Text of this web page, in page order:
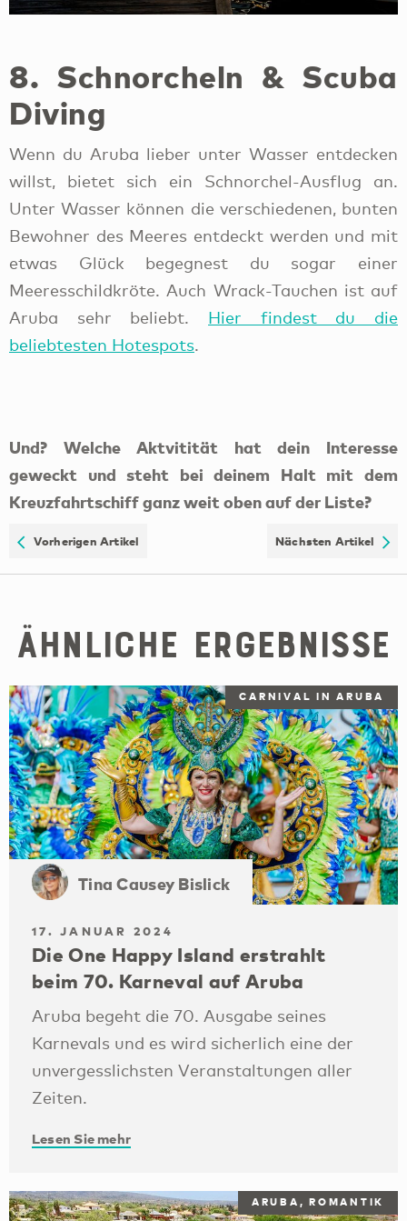
Unter Wasser können die verschiedenen, bunten
Bewohner des Meeres entdeckt werden und mit
etwas Glück begegnest du sogar einer
Meeresschildkröte. Auch Wrack-Tauchen ist auf
Aruba sehr beliebt.Hier findest du die
beliebtesten Hotespots.
Und? Welche Aktvitität hat dein Interesse
geweckt und steht bei deinem Halt mit dem
Ähnliche Ergebnisse
Tina Causey Bislick
17. JANUAR 2024
Die One Happy Island erstrahlt
beim 70. Karneval auf Aruba
Aruba begeht die 70. Ausgabe seines
unvergesslichsten Veranstaltungen aller
Zeiten.
Lesen Sie mehr
ARUBA, ROMANTIK